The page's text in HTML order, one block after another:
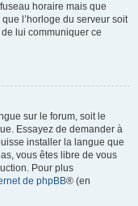
horaire mais que
l’horloge du serveur soit
lui communiquer ce
sur le forum, soit le
Essayez de demander à
installer la langue que
vous êtes libre de vous
Pour plus
de phpBB® (en